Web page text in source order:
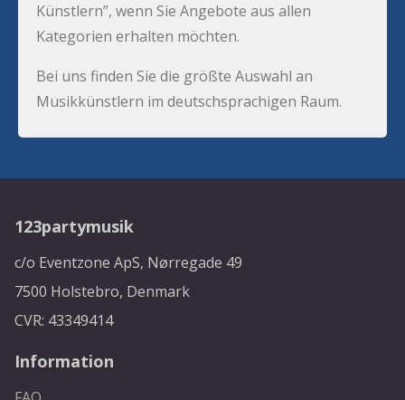
Künstlern”, wenn Sie Angebote aus allen
Kategorien erhalten möchten.
Bei uns finden Sie die größte Auswahl an
Musikkünstlern im deutschsprachigen Raum.
123partymusik
c/o Eventzone ApS, Nørregade 49
7500 Holstebro, Denmark
CVR: 43349414
Information